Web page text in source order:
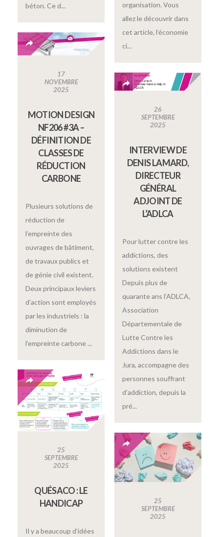
organisation. Vous
allez le découvrir dans
cet article, l’économie
ci...
béton. Ce d...
17
NOVEMBRE
2025
MOTION DESIGN
NF206 #3A –
DÉFINITION DE
CLASSES DE
RÉDUCTION
CARBONE
Plusieurs solutions de
réduction de
l’empreinte des
ouvrages de bâtiment,
de travaux publics et
de génie civil existent.
Deux principaux leviers
d’action sont employés
par les industriels : la
diminution de
l’empreinte carbone ...
26
SEPTEMBRE
2025
INTERVIEW DE
DENIS LAMARD,
DIRECTEUR
GÉNÉRAL
ADJOINT DE
L’ADLCA
Pour lutter contre les
addictions, des
solutions existent
Depuis plus de
quarante ans l’ADLCA,
Association
Départementale de
Lutte Contre les
Addictions dans le
Jura, accompagne des
personnes souffrant
d’addiction, depuis la
pré...
25
SEPTEMBRE
2025
QUÉSACO : LE
HANDICAP
Il y a beaucoup d’idées
25
SEPTEMBRE
2025